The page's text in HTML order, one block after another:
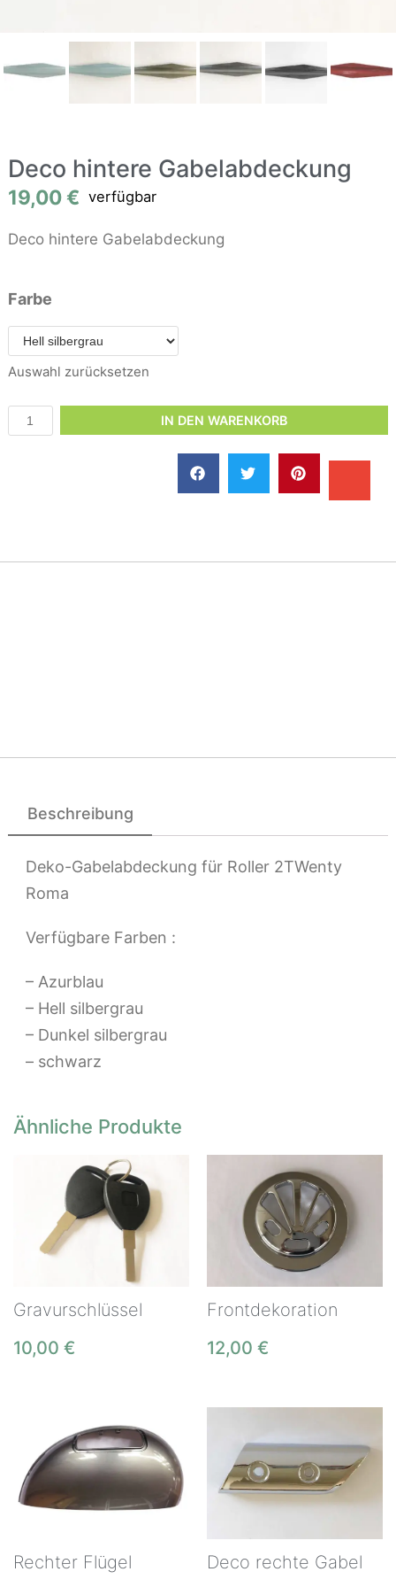
Deco hintere Gabelabdeckung
19,00€ verfügbar
Deco hintere Gabelabdeckung
Farbe
Auswahl zurücksetzen
IN DEN WARENKORB
Beschreibung
Deko-Gabelabdeckung für Roller 2TWenty
Roma
Verfügbare Farben :
– Azurblau
– Hell silbergrau
– Dunkel silbergrau
– schwarz
Ähnliche Produkte
Gravurschlüssel
10,00 €
Frontdekoration
12,00 €
Rechter Flügel Deco rechte Gabel